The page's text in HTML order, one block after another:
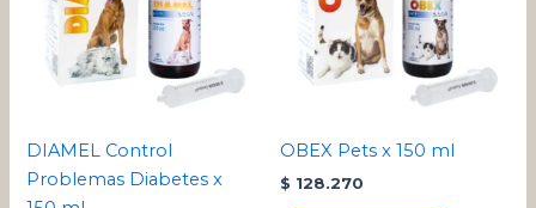
DIAMEL Control
Problemas Diabetes x
OBEX Pets x 150 ml
$ 128.270